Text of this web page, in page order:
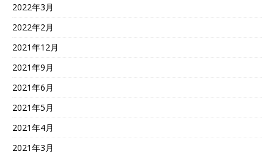
2022年3月
2022年2月
2021年12月
2021年9月
2021年6月
2021年5月
2021年4月
2021年3月